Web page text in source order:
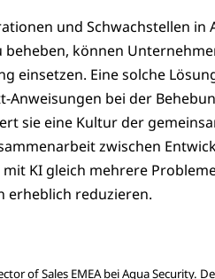
und Schwachstellen
beheben, können
einsetzen. Eine solche
Anweisungen bei der
sie eine Kultur der
zwischen
KI gleich mehrere
erheblich reduzieren.
of Sales EMEA bei Aqua Security.